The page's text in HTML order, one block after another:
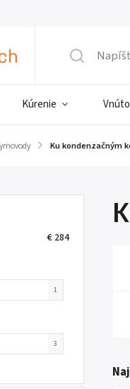
Kúrenie
/ Ku kondenzačným
€ 284
1
3